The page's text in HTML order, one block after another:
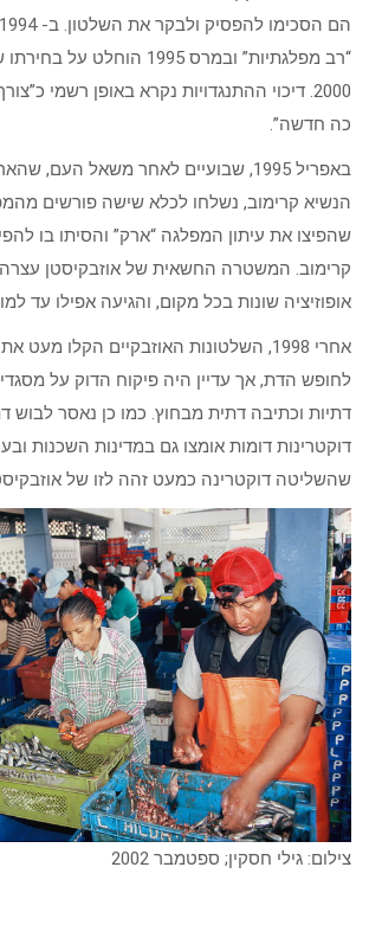
“רב מפלגתיות” ובמרס 1995 הוחלט על בחירתו של
2000. דיכוי ההתנגדויות נקרא באופן רשמי
כה חדשה”.
באפריל 1995, שבועיים לאחר משאל העם,
הנשיא קרימוב, נשלחו לכלא שישה פורשים
שהפיצו את עיתון המפלגה “ארק” והסיתו בו
קרימוב. המשטרה החשאית של אוזבקיסטן
אופוזיציה שונות בכל מקום, והגיעה אפילו עד
אחרי 1998, השלטונות האוזבקיים הקלו
לחופש הדת, אך עדיין היה פיקוח הדוק על
דתיות וכתיבה דתית מבחוץ. כמו כן נאסר לבוש
דוקטרינות דומות אומצו גם במדינות השכנות
שהשליטה דוקטרינה כמעט זהה לזו של
צילום: גילי חסקין; ספטמבר 2002